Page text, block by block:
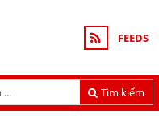
FEEDS
Tìm kiếm